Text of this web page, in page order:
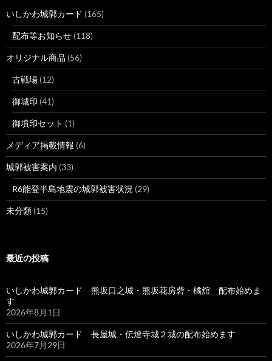
いしかわ城郭カード (165)
配布等お知らせ (118)
オリジナル商品 (56)
古戦場 (12)
御城印 (41)
御墳印セット (1)
メディア掲載情報 (6)
城郭被害案内 (33)
R6能登半島地震の城郭被害状況 (29)
未分類 (15)
最近の投稿
いしかわ城郭カード 熊坂口之城・熊坂花房砦・橘舘 配布始めま
す
2026年8月1日
いしかわ城郭カード 長屋城・伝燈寺城２城の配布始めます
2026年7月29日